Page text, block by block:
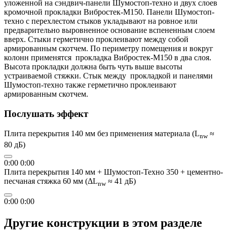
уложенной на сэндвич-панели Шумостоп-техно и двух слоев
кромочной прокладки Вибростек-М150. Панели Шумостоп-
техно с перехлестом стыков укладывают на ровное или
предварительно выровненное основание вспененным слоем
вверх. Стыки герметично проклеивают между собой
армированным скотчем. По периметру помещения и вокруг
колонн применятся прокладка Вибростек-М150 в два слоя.
Высота прокладки должна быть чуть выше высоты
устраиваемой стяжки. Стык между прокладкой и панелями
Шумостоп-техно также герметично проклеивают
армированным скотчем.
Послушать эффект
Плита перекрытия 140 мм без применения материала (Lnw≈
80 дБ)
0:00 0:00
Плита перекрытия 140 мм + Шумостоп-Техно 350 + цементно-
песчаная стяжка 60 мм (ΔLnw≈ 41 дБ)
0:00 0:00
Другие конструкции в этом разделе